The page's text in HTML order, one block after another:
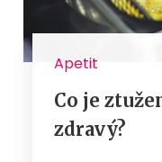
Apetit
Co je
zdravý?